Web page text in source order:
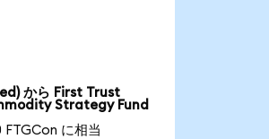
から First Trust
Strategy Fund
FTGCon に相当